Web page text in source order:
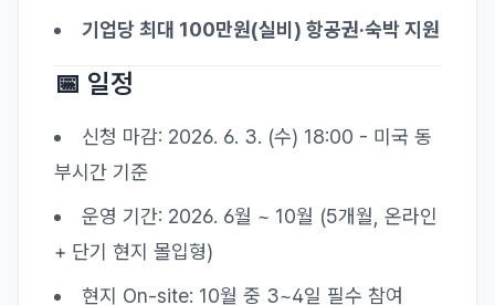
기업당 최대 100만원(실비) 항공권·숙박 지원
📅 일정
신청 마감: 2026. 6. 3. (수) 18:00 - 미국 동
부시간 기준
운영 기간: 2026. 6월 ~ 10월 (5개월, 온라인
+ 단기 현지 몰입형)
현지 On-site: 10월 중 3~4일 필수 참여